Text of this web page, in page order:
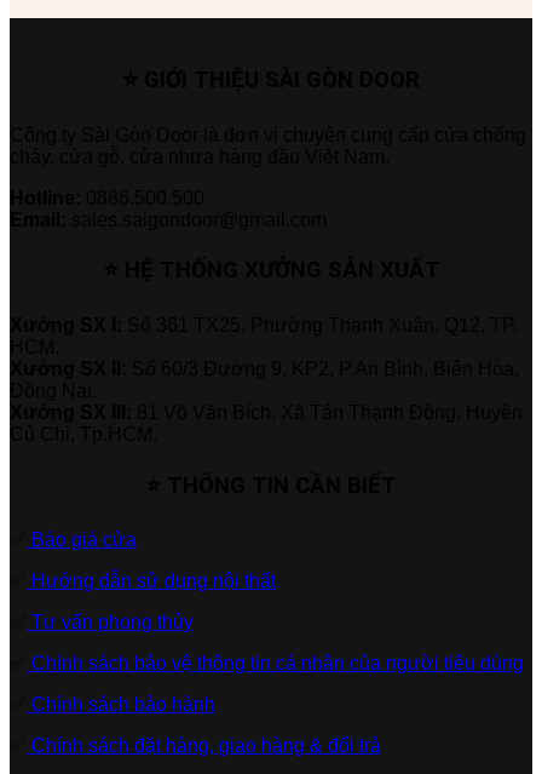
Báo giá cửa
Hướng dẫn sử dụng nội thất
Tư vấn phong thủy
Chính sách bảo vệ thông tin cá nhân của người tiêu dùng
Chính sách bảo hành
Chính sách đặt hàng, giao hàng & đổi trả